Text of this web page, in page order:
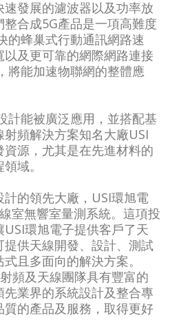
發展的濾波器以及功率放
合成5G產品是一項高難度
的蜂巢式行動通訊網路速
以及更可靠的網際網路連接
將能加速物聯網的整體應
計能被廣泛應用，並搭配基
頻解決方案知名大廠USI
源，尤其是在先進材料的
域。
的領先大廠，USI環旭電
室無響室量測系統。這項投
環旭電子提供客戶了天
供天線開發、設計、測試
且多面向的解決方案。
頻及天線團隊具有豐富的
業界的系統設計及整合專
的產品及服務，取得更好